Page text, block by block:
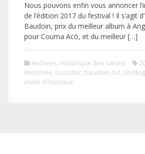
Nous pouvons enfin vous annoncer
de l’édition 2017 du festival ! Il s’agit
Baudoin, prix du meilleur album à
pour Couma Acò, et du meilleur […]
Archives, Historique des salons
dessinée, bassillac, baudoin, bd,
invité d'honneur